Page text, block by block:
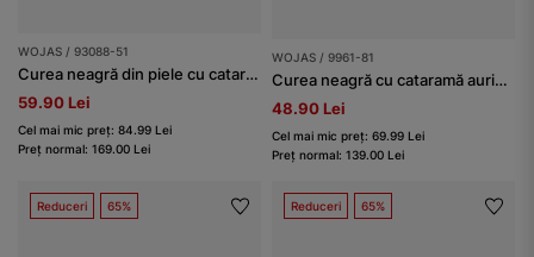
WOJAS / 93088-51
Curea neagră din piele cu cataramă argintie damă
59.90 Lei
Cel mai mic preț: 84.99 Lei
Preț normal: 169.00 Lei
WOJAS / 9961-81
Curea neagră cu cataramă aurie damă
48.90 Lei
Cel mai mic preț: 69.99 Lei
Preț normal: 139.00 Lei
Reduceri 65% Reduceri 65%